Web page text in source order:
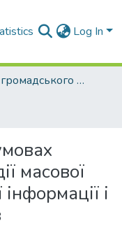
Log In
Кафедра громадського здоров'я та управління охороною здоров'я
масової
і